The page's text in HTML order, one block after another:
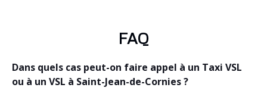
FAQ
Dans quels cas peut-on faire appel à un Taxi VSL
ou à un VSL à Saint-Jean-de-Cornies ?